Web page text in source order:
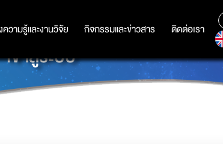
ความรู้และงานวิจัย กิจกรรมและข่าวสาร ติดต่อเรา
วามรู้และงานวิจัย กิจกรรมและข่าวสาร ติดต่อเรา
เข้าสู่ระบบ